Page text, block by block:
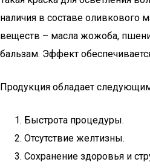
наличия в составе оливкового
веществ – масла жожоба,
бальзам. Эффект
Продукция обладает
Быстрота процедуры.
Отсутствие желтизны.
Сохранение здоровья и